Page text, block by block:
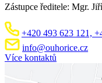
Zástupce ředitele: Mgr.
+420 493 623 121,
info@ouhorice.cz
Více kontaktů